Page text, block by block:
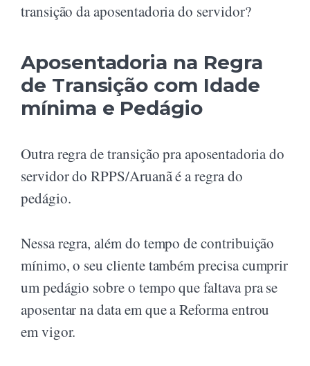
transição da aposentadoria do servidor?
Aposentadoria na Regra
de Transição com Idade
mínima e Pedágio
Outra regra de transição pra aposentadoria do
servidor do RPPS/Aruanã é a regra do
pedágio.
Nessa regra, além do tempo de contribuição
mínimo, o seu cliente também precisa cumprir
um pedágio sobre o tempo que faltava pra se
aposentar na data em que a Reforma entrou
em vigor.